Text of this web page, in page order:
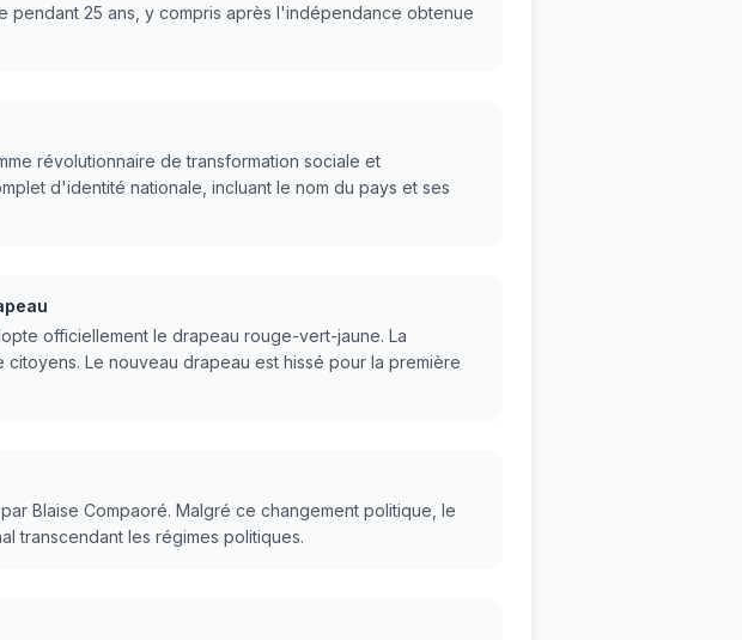
pendant 25 ans, y compris après l'indépendance obtenue
révolutionnaire de transformation sociale et
d'identité nationale, incluant le nom du pays et ses
officiellement le drapeau rouge-vert-jaune. La
Le nouveau drapeau est hissé pour la première
Blaise Compaoré. Malgré ce changement politique, le
transcendant les régimes politiques.